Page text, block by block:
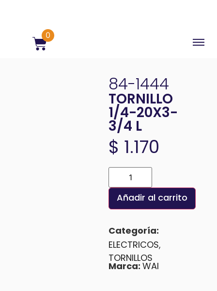
0
84-1444
TORNILLO
1/4-20X3-
3/4 L
$ 1.170
Añadir al carrito
Categoría:
ELECTRICOS,
TORNILLOS
Marca: WAI